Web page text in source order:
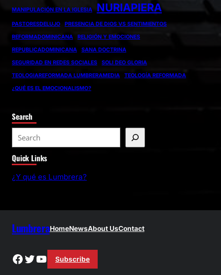
MANIPULACIÓN EN LA IGLESIA NURIAPIERA
PASTORESDELUJO
PRESENCIA DE DIOS VS SENTIMIENTOS
REFORMADOMINICANA
RELIGIÓN Y EMOCIONES
REPUBLICADOMINICANA
SANA DOCTRINA
SEGURIDAD EN REDES SOCIALES
SOLI DEO GLORIA
TEOLOGIAREFORMADA LUMBRERAMEDIA
TEOLOGÍA REFORMADA
¿QUÉ ES EL EMOCIONALISMO?
Search
e
a
Quick Links
¿Y qué es Lumbrera?
LumbreraHomeNewsAbout UsContact
Facebook
Twitter
YouTube
Subscribe